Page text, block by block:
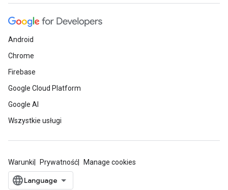
Android
Chrome
Firebase
Google Cloud Platform
Google AI
Wszystkie usługi
Warunki Prywatność Manage cookies